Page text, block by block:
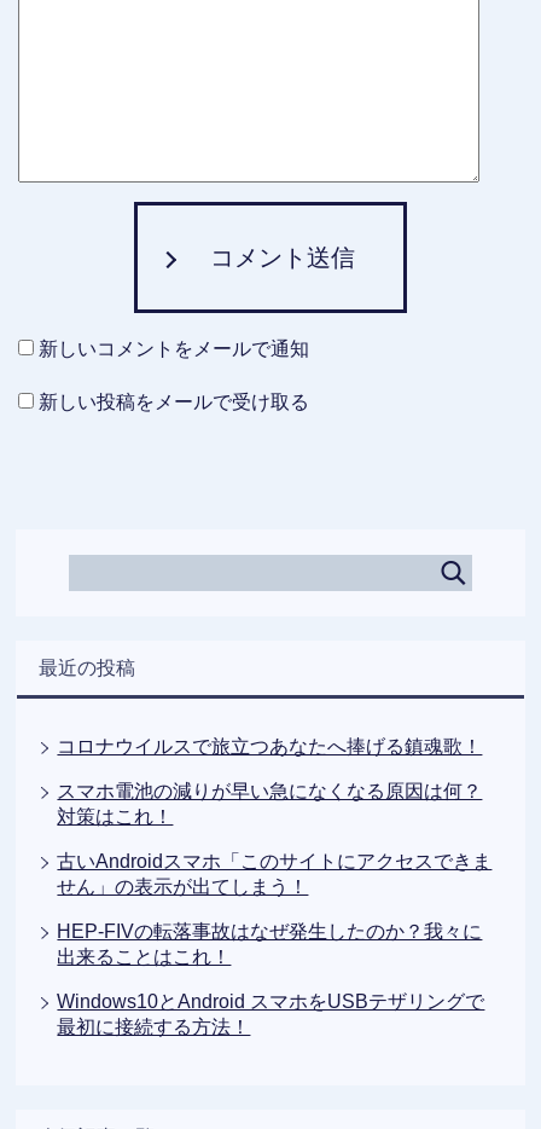
コメント送信
新しいコメントをメールで通知
新しい投稿をメールで受け取る
最近の投稿
コロナウイルスで旅立つあなたへ捧げる鎮魂歌！
スマホ電池の減りが早い急になくなる原因は何？
対策はこれ！
古いAndroidスマホ「このサイトにアクセスできま
せん」の表示が出てしまう！
HEP-FIVの転落事故はなぜ発生したのか？我々に
出来ることはこれ！
Windows10とAndroid スマホをUSBテザリングで
最初に接続する方法！